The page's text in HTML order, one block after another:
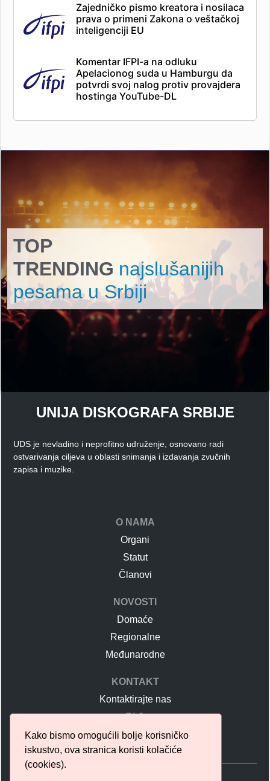
Kako bismo omogućili bolje korisničko
iskustvo, ova stranica koristi kolačiće
(cookies).
Zajedničko pismo kreatora i nosilaca
prava o primeni Zakona o veštačkoj
inteligenciji EU
Komentar IFPI-a na odluku
Apelacionog suda u Hamburgu da
potvrdi svoj nalog protiv provajdera
hostinga YouTube-DL
TOP
TRENDING najslušanijih
pesama u Srbiji
UNIJA DISKOGRAFA SRBIJE
UDS je nevladino i neprofitno udruženje, osnovano radi
ostvarivanja ciljeva u oblasti snimanja i izdavanja zvučnih
zapisa i muzike.
O NAMA
Organi
Statut
Članovi
NOVOSTI
Domaće
Regionalne
Međunarodne
KONTAKT
Kontaktirajte nas
FAQ
Učlanjenje u UDS